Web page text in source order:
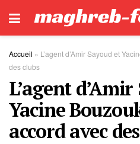
Accueil » L’agent d’Amir Sayoud et
des clubs
L’agent
Yacine
accord avec